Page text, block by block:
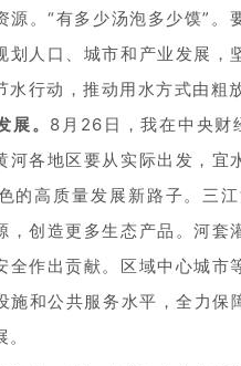
源。“有多少汤泡多少馍”
划人口、城市和产业发展
水行动，推动用水方式由
展。 8月26日，我在中央财
河各地区要从实际出发，
的高质量发展新路子。三
，创造更多生态产品。河
全作出贡献。区域中心城
施和公共服务水平，全力